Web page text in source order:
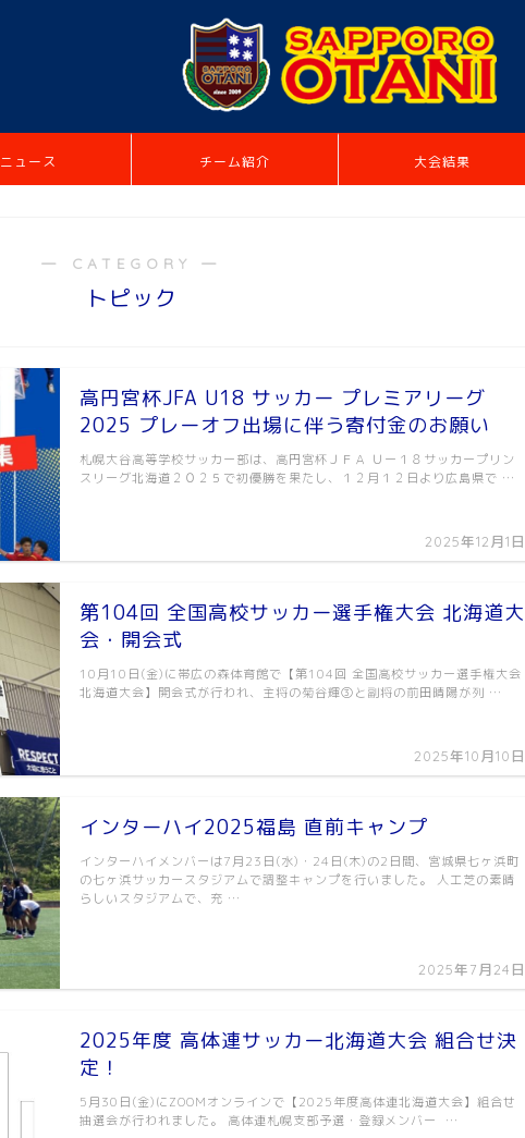
ニュース チーム紹介 大会結果
― CATEGORY ―
トピック
高円宮杯JFA U18 サッカー プレミアリーグ
2025 プレーオフ出場に伴う寄付金のお願い
2025年12月1日
札幌大谷高等学校サッカー部は、高円宮杯ＪＦＡ Ｕー１８サッカープリン
スリーグ北海道２０２５で初優勝を果たし、１２月１２日より広島県で …
第104回 全国高校サッカー選手権大会 北海道大
会・開会式
2025年10月10日
10月10日(金)に帯広の森体育館で【第104回 全国高校サッカー選手権大会
北海道大会】開会式が行われ、主将の菊谷輝③と副将の前田晴陽が列 …
インターハイ2025福島 直前キャンプ
2025年7月24日
インターハイメンバーは7月23日(水)・24日(木)の2日間、宮城県七ヶ浜町
の七ヶ浜サッカースタジアムで調整キャンプを行いました。 人工芝の素晴
らしいスタジアムで、充 …
2025年度 高体連サッカー北海道大会 組合せ決
定！
5月30日(金)にZOOMオンラインで【2025年度高体連北海道大会】組合せ
抽選会が行われました。 高体連札幌支部予選・登録メンバー …